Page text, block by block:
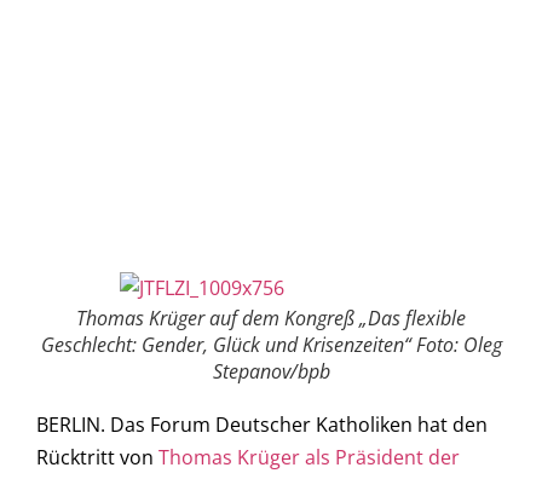
Thomas Krüger auf dem Kongreß „Das flexible
Geschlecht: Gender, Glück und Krisenzeiten“ Foto: Oleg
Stepanov/bpb
BERLIN. Das Forum Deutscher Katholiken hat den
Rücktritt von Thomas Krüger als Präsident der